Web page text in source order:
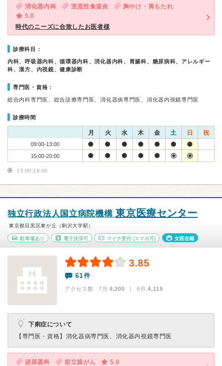
消化器内科 逆流性食道炎
胸やけ・胃もたれ
5.0
時代のニーズに合致したお医者様
診療科目：
内科、呼吸器内科、循環器内科、消化器内科、胃腸科、糖尿病科、アレルギー
科、漢方、内視鏡、健康診断
専門医・資格：
総合内科専門医、総合診療専門医、消化器病専門医、消化器内視鏡専門医
診療時間
月 火 水 木 金 土 日 祝
09:00-13:00
15:00-20:00
15:00-18:00
独立行政法人国立病院機構東京医療センター
東京都目黒区東が丘（駒沢大学駅）
駐車場あり 電子決済可 マイナ受付 (スマホ可) 女医在籍
3.85
61件
アクセス数 7月:4,300 | 6月:4,119
下痢症について
【専門医・資格】 消化器病専門医、消化器内視鏡専門医
泌尿器科 前立腺がん
5.0